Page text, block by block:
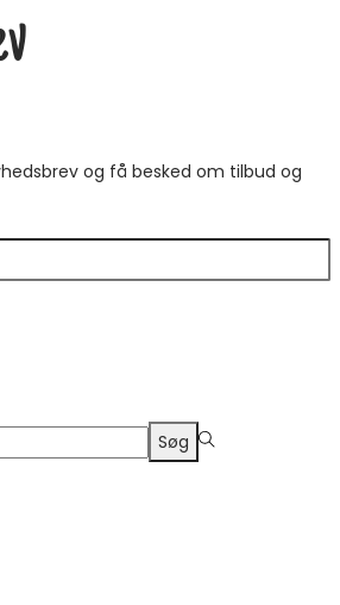
og få besked om tilbud og
Søg